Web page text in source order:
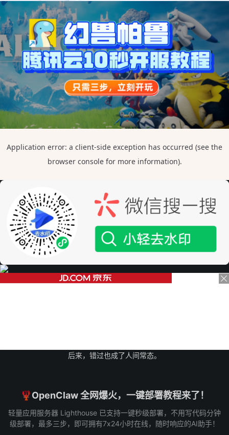
后来，错过也成了人间常态。
🦞OpenClaw 全网爆火，一键部署教程来了！
轻量应用服务器 Lighthouse 已支持一键秒级部署，不用写代码分钟
级部署，最多三步，即可拥有7x24小时在线，随时响应的AI助手！